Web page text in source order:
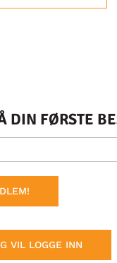
DIN FØRSTE
VIL LOGGE INN